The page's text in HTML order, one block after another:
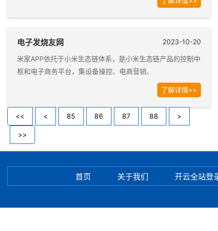
电子发烧友网 2023-10-20
米家APP依托于小米生态链体系，是小米生态链产品的控制中
枢和电子商务平台，集设备操控、电商营销、
了解详情>>
<< < 85 86 87 88 >
>>
首页 关于我们 开云全站登